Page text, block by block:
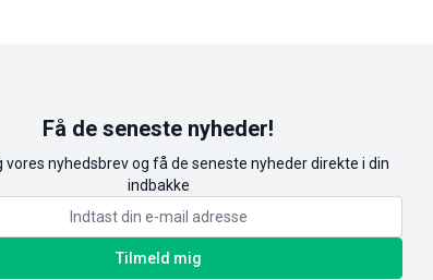
Få de seneste nyheder!
vores nyhedsbrev og få de seneste nyheder direkte i din
indbakke
Tilmeld mig